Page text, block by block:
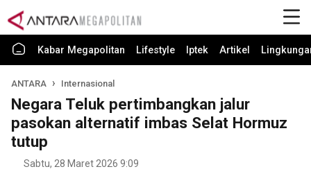
Kabar Megapolitan Lifestyle Iptek Artikel
ANTARA Internasional
Negara Teluk pertimbangkan jalur
pasokan alternatif imbas Selat Hormuz
tutup
Sabtu, 28 Maret 2026 9:09